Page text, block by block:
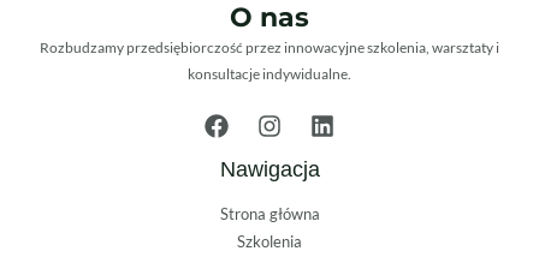
O nas
Rozbudzamy przedsiębiorczość przez innowacyjne szkolenia, warsztaty i
konsultacje indywidualne.
Nawigacja
Strona główna
Szkolenia